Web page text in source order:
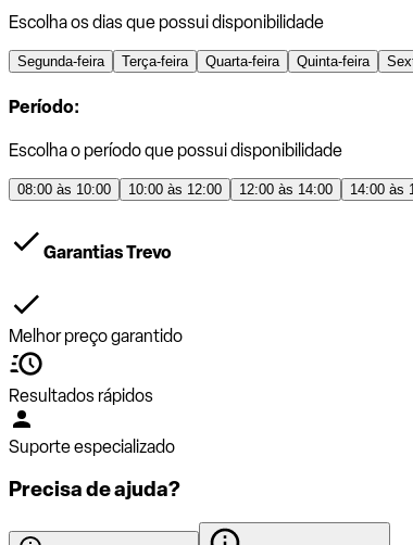
Escolha os dias que possui disponibilidade
Segunda-feira Terça-feira Quarta-feira Quinta-feira
Período:
Escolha o período que possui disponibilidade
08:00 às 10:00 10:00 às 12:00 12:00 às 14:00 14:00 às
Garantias Trevo
Melhor preço garantido
Resultados rápidos
Suporte especializado
Precisa de ajuda?